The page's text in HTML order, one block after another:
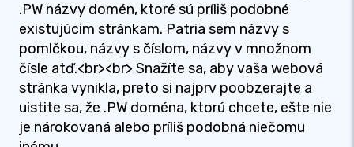
.PW názvy domén, ktoré sú príliš podobné
existujúcim stránkam. Patria sem názvy s
pomlčkou, názvy s číslom, názvy v množnom
čísle atď.<br><br> Snažíte sa, aby vaša webová
stránka vynikla, preto si najprv poobzerajte a
uistite sa, že .PW doména, ktorú chcete, ešte nie
je nárokovaná alebo príliš podobná niečomu